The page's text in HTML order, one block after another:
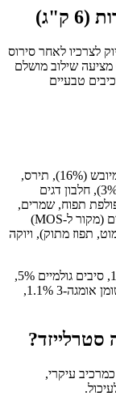
ק"ג)
לצרכיו לאחר סירוס
מציעה שילוב מושלם
טבעיים
טונה טרייה (40%), חלבון מהחי מיובש (16%), תירס,
אפונה, גלוטן תירס, אורז, ליגנוצלולוז, שומן עופות (3%), חלבון דגים
פולפת תפוח, שמרים,
מינרלים, אינולין (מקור ל-FOS) 0.1%, מוצרי שמרים (מקור ל-MOS)
תפוז מתוק), ויוקה
חלבון גולמי 37%, שומן גולמי 11%, סיבים גולמיים 5%,
אפר גולמי 8%, סידן 1.7%, זרחן 1.15%, חומצות שומן אומגה-3 1.1%,
סטרלייזד?
כמרכיב עיקרי,